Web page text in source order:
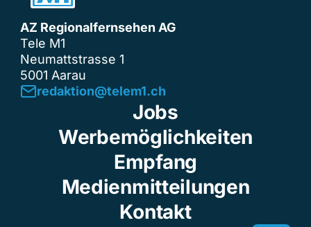
AZ Regionalfernsehen AG
Tele M1
Neumattstrasse 1
5001 Aarau
redaktion@telem1.ch
Jobs
Werbemöglichkeiten
Empfang
Medienmitteilungen
Kontakt